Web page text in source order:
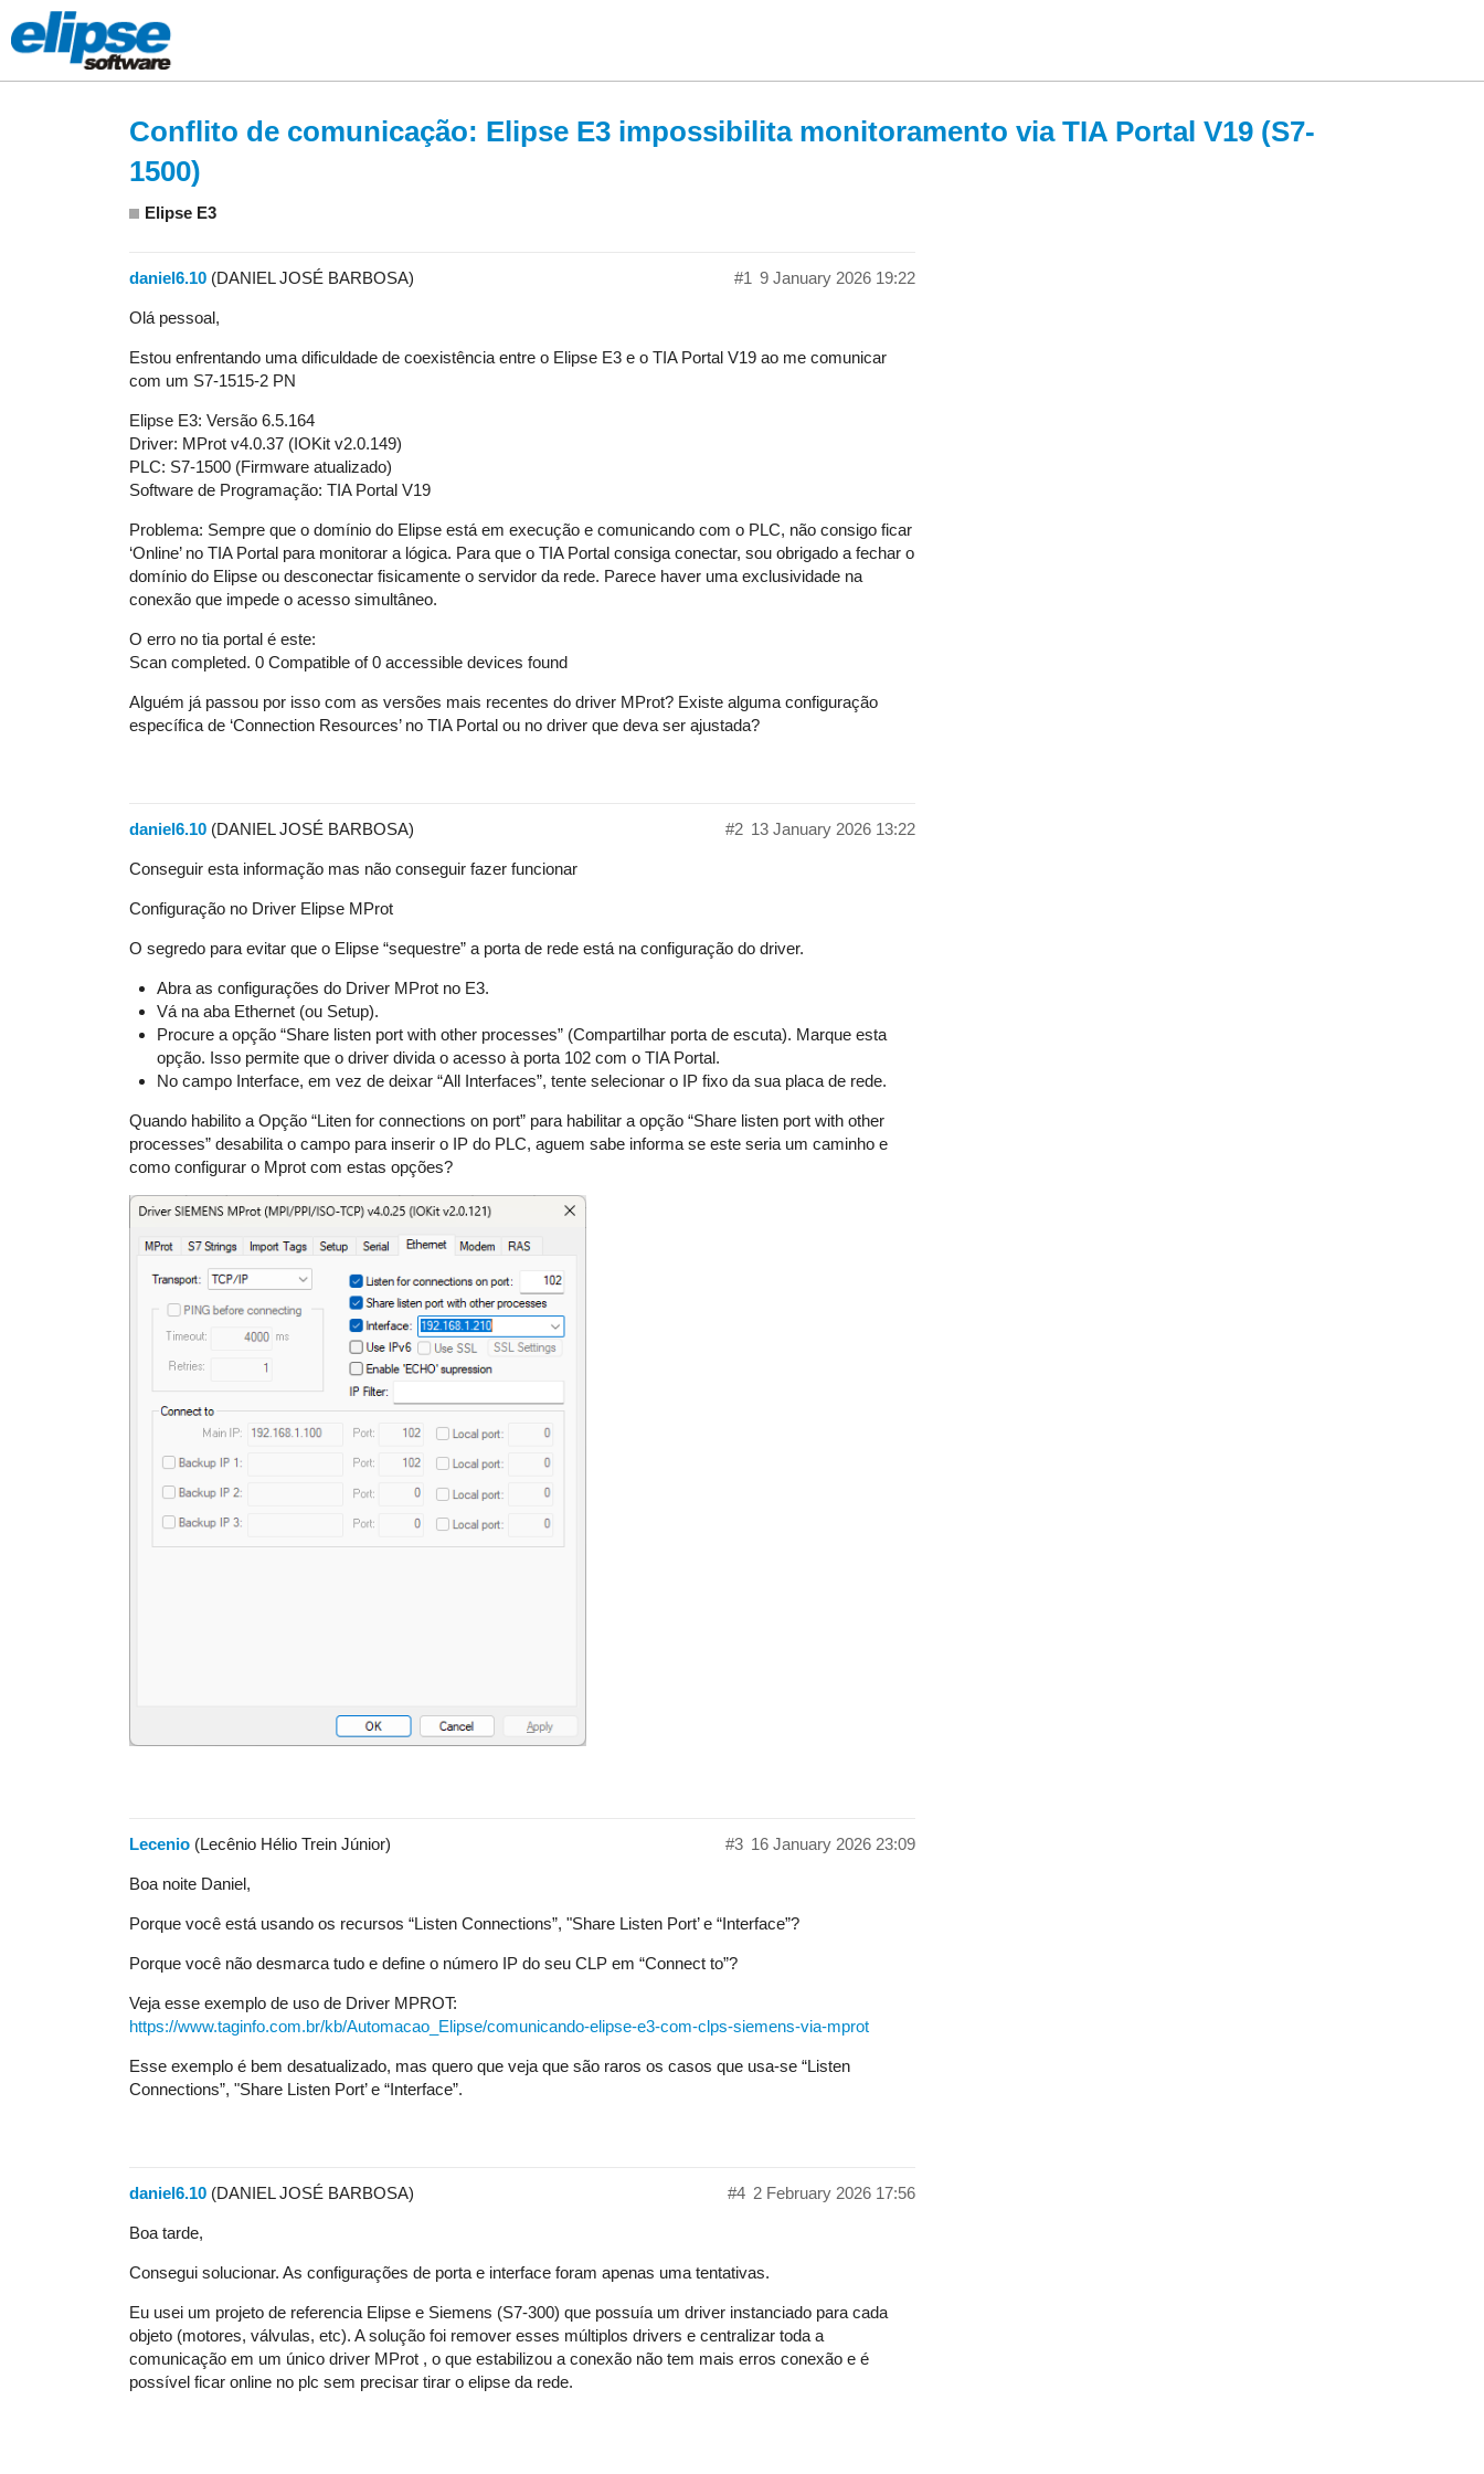
Conflito de comunicação: Elipse E3 impossibilita monitoramento via TIA Portal V19 (S7-
1500)
Elipse E3
daniel6.10 (DANIEL JOSÉ BARBOSA) 9 January 2026 19:22
#1
Olá pessoal,
Estou enfrentando uma dificuldade de coexistência entre o Elipse E3 e o TIA Portal V19 ao me comunicar
com um S7-1515-2 PN
Elipse E3: Versão 6.5.164
Driver: MProt v4.0.37 (IOKit v2.0.149)
PLC: S7-1500 (Firmware atualizado)
Software de Programação: TIA Portal V19
Problema: Sempre que o domínio do Elipse está em execução e comunicando com o PLC, não consigo ficar
‘Online’ no TIA Portal para monitorar a lógica. Para que o TIA Portal consiga conectar, sou obrigado a fechar o
domínio do Elipse ou desconectar fisicamente o servidor da rede. Parece haver uma exclusividade na
conexão que impede o acesso simultâneo.
O erro no tia portal é este:
Scan completed. 0 Compatible of 0 accessible devices found
Alguém já passou por isso com as versões mais recentes do driver MProt? Existe alguma configuração
específica de ‘Connection Resources’ no TIA Portal ou no driver que deva ser ajustada?
daniel6.10 (DANIEL JOSÉ BARBOSA) 13 January 2026 13:22
#2
Conseguir esta informação mas não conseguir fazer funcionar
Configuração no Driver Elipse MProt
O segredo para evitar que o Elipse “sequestre” a porta de rede está na configuração do driver.
Abra as configurações do Driver MProt no E3.
Vá na aba Ethernet (ou Setup).
Procure a opção “Share listen port with other processes” (Compartilhar porta de escuta). Marque esta
opção. Isso permite que o driver divida o acesso à porta 102 com o TIA Portal.
No campo Interface, em vez de deixar “All Interfaces”, tente selecionar o IP fixo da sua placa de rede.
Quando habilito a Opção “Liten for connections on port” para habilitar a opção “Share listen port with other
processes” desabilita o campo para inserir o IP do PLC, aguem sabe informa se este seria um caminho e
como configurar o Mprot com estas opções?
Lecenio (Lecênio Hélio Trein Júnior) 16 January 2026 23:09
#3
Boa noite Daniel,
Porque você está usando os recursos “Listen Connections”, "Share Listen Port’ e “Interface”?
Porque você não desmarca tudo e define o número IP do seu CLP em “Connect to”?
Veja esse exemplo de uso de Driver MPROT:
https://www.taginfo.com.br/kb/Automacao_Elipse/comunicando-elipse-e3-com-clps-siemens-via-mprot
Esse exemplo é bem desatualizado, mas quero que veja que são raros os casos que usa-se “Listen
Connections”, "Share Listen Port’ e “Interface”.
daniel6.10 (DANIEL JOSÉ BARBOSA) 2 February 2026 17:56
#4
Boa tarde,
Consegui solucionar. As configurações de porta e interface foram apenas uma tentativas.
Eu usei um projeto de referencia Elipse e Siemens (S7-300) que possuía um driver instanciado para cada
objeto (motores, válvulas, etc). A solução foi remover esses múltiplos drivers e centralizar toda a
comunicação em um único driver MProt , o que estabilizou a conexão não tem mais erros conexão e é
possível ficar online no plc sem precisar tirar o elipse da rede.